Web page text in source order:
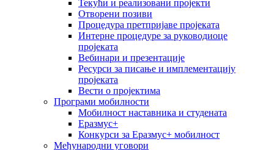
Текући и реализовани пројекти
Отворени позиви
Процедура претпријаве пројеката
Интерне процедуре за руководиоце
пројеката
Вебинари и презентације
Ресурси за писање и имплементацију
пројеката
Вести о пројектима
Програми мобилности
Мобилност наставника и студената
Еразмус+
Конкурси за Еразмус+ мобилност
Међународни уговори